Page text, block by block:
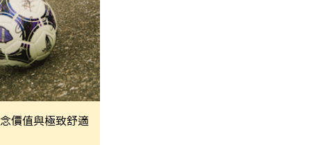
價值與極致舒適